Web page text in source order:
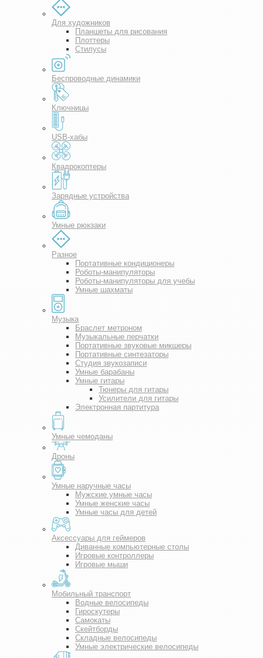
Для художников
Планшеты для рисования
Плоттеры
Стилусы
Беспроводные динамики
Ключницы
USB-хабы
Квадрокоптеры
Зарядные устройства
Умные рюкзаки
Разное
Портативные кондиционеры
Роботы-манипуляторы
Роботы-манипуляторы для учебы
Умные шахматы
Музыка
Браслет метроном
Музыкальные перчатки
Портативные звуковые микшеры
Портативные синтезаторы
Студия звукозаписи
Умные барабаны
Умные гитары
Тюнеры для гитары
Усилители для гитары
Электронная партитура
Умные чемоданы
Дроны
Умные наручные часы
Мужские умные часы
Умные женские часы
Умные часы для детей
Аксессуары для геймеров
Диванные компьютерные столы
Игровые контроллеры
Игровые мыши
Мобильный транспорт
Водные велосипеды
Гироскутеры
Самокаты
Скейтборды
Складные велосипеды
Умные электрические велосипеды